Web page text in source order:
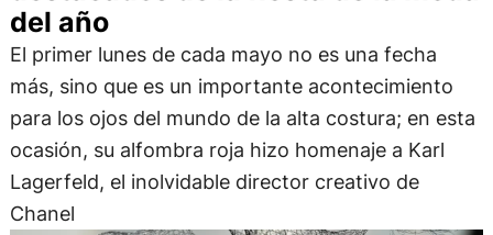
del año
El primer lunes de cada mayo no es una fecha
más, sino que es un importante acontecimiento
para los ojos del mundo de la alta costura; en esta
ocasión, su alfombra roja hizo homenaje a Karl
Lagerfeld, el inolvidable director creativo de
Chanel